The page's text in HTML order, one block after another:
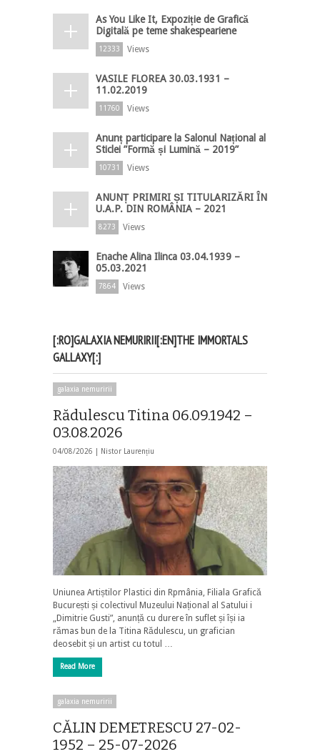
As You Like It, Expoziție de Grafică
Digitală pe teme shakespeariene
12333 Views
VASILE FLOREA 30.03.1931 –
11.02.2019
11760 Views
Anunț participare la Salonul Național al
Sticlei ”Formă și Lumină – 2019”
10731 Views
ANUNȚ PRIMIRI ȘI TITULARIZĂRI ÎN
U.A.P. DIN ROMÂNIA – 2021
8273 Views
Enache Alina Ilinca 03.04.1939 –
05.03.2021
7864 Views
[:RO]GALAXIA NEMURIRII[:EN]THE IMMORTALS
GALLAXY[:]
galaxia nemuririi
Rădulescu Titina 06.09.1942 –
03.08.2026
04/08/2026 | Nistor Laurențiu
Uniunea Artiștilor Plastici din Rpmânia, Filiala Grafică
București și colectivul Muzeului Național al Satului i
„Dimitrie Gusti”, anunță cu durere în suflet și își ia
rămas bun de la Titina Rădulescu, un grafician
deosebit și un artist cu totul …
Read More
galaxia nemuririi
CĂLIN DEMETRESCU 27-02-
1952 – 25-07-2026